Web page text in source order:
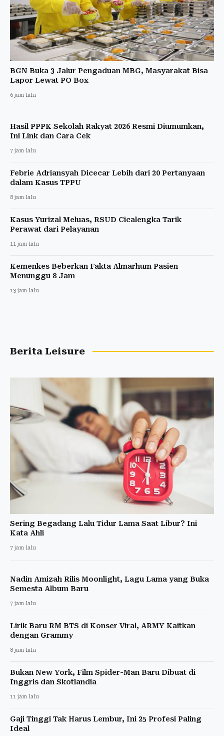
BGN Buka 3 Jalur Pengaduan MBG, Masyarakat Bisa
Lapor Lewat PO Box
6 jam lalu
Hasil PPPK Sekolah Rakyat 2026 Resmi Diumumkan,
Ini Link dan Cara Cek
7 jam lalu
Febrie Adriansyah Dicecar Lebih dari 20 Pertanyaan
dalam Kasus TPPU
8 jam lalu
Kasus Yurizal Meluas, RSUD Cicalengka Tarik
Perawat dari Pelayanan
11 jam lalu
Kemenkes Beberkan Fakta Almarhum Pasien
Menunggu 8 Jam
13 jam lalu
Berita Leisure
Sering Begadang Lalu Tidur Lama Saat Libur? Ini
Kata Ahli
7 jam lalu
Nadin Amizah Rilis Moonlight, Lagu Lama yang Buka
Semesta Album Baru
7 jam lalu
Lirik Baru RM BTS di Konser Viral, ARMY Kaitkan
dengan Grammy
8 jam lalu
Bukan New York, Film Spider-Man Baru Dibuat di
Inggris dan Skotlandia
11 jam lalu
Gaji Tinggi Tak Harus Lembur, Ini 25 Profesi Paling
Ideal